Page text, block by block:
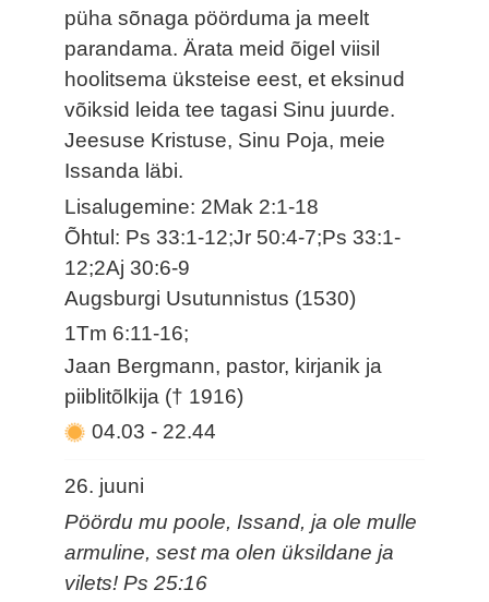
püha sõnaga pöörduma ja meelt
parandama. Ärata meid õigel viisil
hoolitsema üksteise eest, et eksinud
võiksid leida tee tagasi Sinu juurde.
Jeesuse Kristuse, Sinu Poja, meie
Issanda läbi.
Lisalugemine: 2Mak 2:1-18
Õhtul: Ps 33:1-12;Jr 50:4-7;Ps 33:1-
12;2Aj 30:6-9
Augsburgi Usutunnistus (1530)
1Tm 6:11-16;
Jaan Bergmann, pastor, kirjanik ja
piiblitõlkija († 1916)
04.03- 22.44
26. juuni
Pöördu mu poole, Issand, ja ole mulle
armuline, sest ma olen üksildane ja
vilets! Ps 25:16